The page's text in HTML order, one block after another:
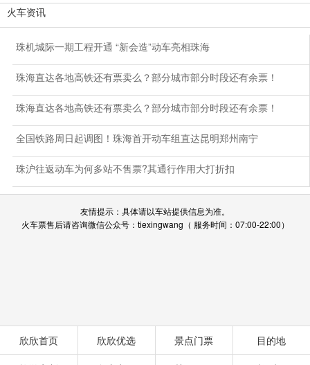
火车资讯
珠机城际一期工程开通 “新会造”动车亮相珠海
珠海直达各地高铁还有票卖么？部分城市部分时段还有余票！
珠海直达各地高铁还有票卖么？部分城市部分时段还有余票！
全国铁路周日起调图！珠海首开动车组直达昆明郑州南宁
珠沪往返动车为何多站不售票?其通行作用大打折扣
友情提示：具体请以车站提供信息为准。
火车票售后请咨询微信公众号：tiexingwang（ 服务时间：07:00-22:00）
欣欣首页 欣欣优选 景点门票 目的地